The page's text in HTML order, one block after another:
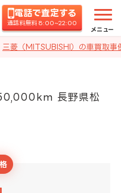
電話で査定する
通話料無料 8:00~22:00
メニュー
三菱（MITSUBISHI）の車買取事
長野県松